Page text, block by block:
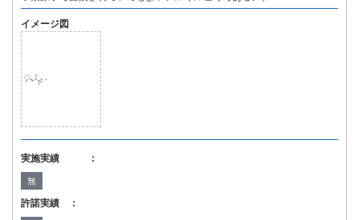
イメージ図
実施実績 ：
無
許諾実績 ：